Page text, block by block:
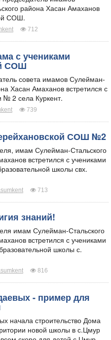
района Хасан Амаханов
СОШ.
712
с учениками
СОШ
совета имамов Сулейман-
Хасан Амаханов встретился с
2 села Куркент.
739
СОШ №2
имам Сулейман-Стальского
встретился с учениками
школы свх.
713
знаний!
имам Сулейман-Стальского
встретился с учениками
школы с.
816
- пример для
начала строительство Дома
новой школы в с.Цмур